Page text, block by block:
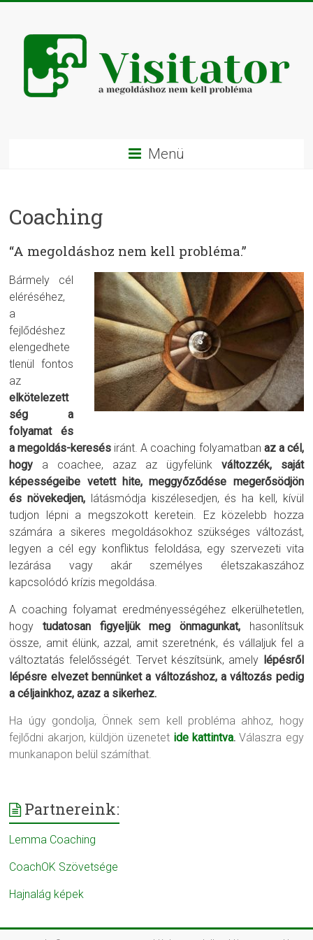
Menü
Coaching
“A megoldáshoz nem kell probléma.”
Bármely cél
eléréséhez,
a
fejlődéshez
elengedhete
tlenül fontos
az
elkötelezett
ség a
folyamat és
a megoldás-keresés iránt.A coaching folyamatban az a cél,
hogy a coachee, azaz az ügyfelünk változzék,
saját
képességeibe vetett hite, meggyőződése megerősödjön
és növekedjen, látásmódja kiszélesedjen, és ha kell, kívül
tudjon lépni a megszokott keretein. Ez közelebb hozza
számára a sikeres megoldásokhoz szükséges változást,
legyen a cél egy konfliktus feloldása, egy szervezeti vita
lezárása vagy akár személyes életszakaszához
kapcsolódó krízis megoldása.
A coaching folyamat eredményességéhez elkerülhetetlen,
hogytudatosan figyeljük meg önmagunkat,hasonlítsuk
össze, amit élünk, azzal, amit szeretnénk, és vállaljuk fel a
változtatás felelősségét. Tervet készítsünk, amely lépésről
lépésre elvezet bennünket a változáshoz, a változás pedig
a céljainkhoz, azaz a sikerhez.
Ha úgy gondolja, Önnek sem kell probléma ahhoz, hogy
fejlődni akarjon, küldjön üzenetet ide kattintva. Válaszra egy
munkanapon belül számíthat.
Partnereink:
Lemma Coaching
CoachOK Szövetsége
Hajnalág képek